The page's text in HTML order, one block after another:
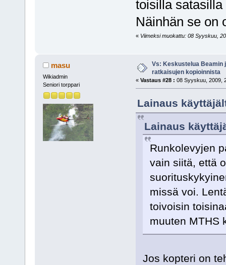
toisilla
Näinhän se on
« Viimeksi muokattu: 08 Syyskuu,
masu
Wikiadmin
Seniori torppari
Vs: Keskustelua Beamin
ratkaisujen kopioinnista
« Vastaus #28 : 08 Syyskuu, 2009,
Lainaus
Lainaus
Runkolevyjen
vain siitä, että
missä voi.
toivoisin
muuten MTHS
Jos kopteri on